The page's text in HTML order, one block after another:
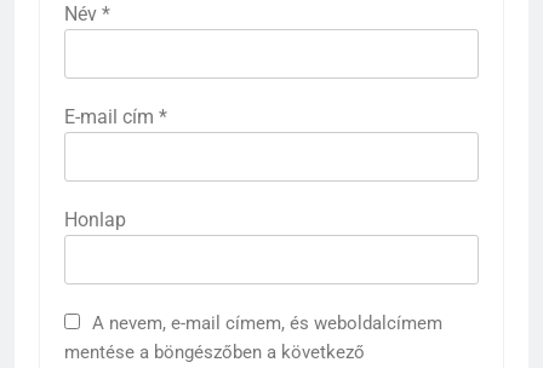
Név *
E-mail cím *
Honlap
A nevem, e-mail címem, és weboldalcímem
mentése a böngészőben a következő